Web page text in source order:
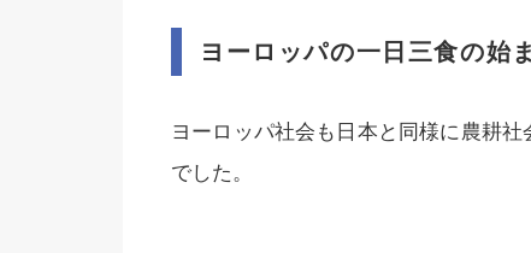
ヨーロッパの一日三食の始
ヨーロッパ社会も日本と同様に農耕
でした。